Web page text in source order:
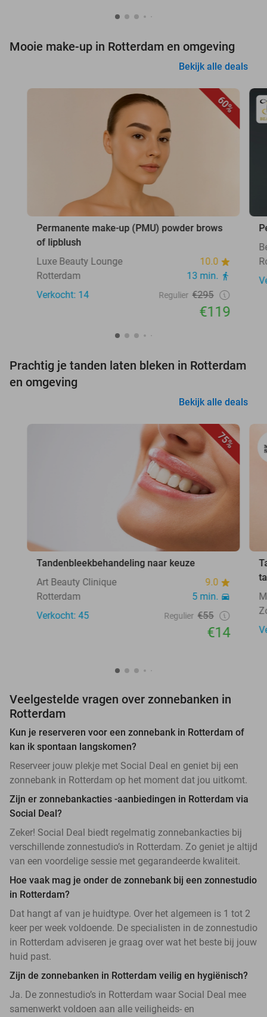
Mooie make-up in Rotterdam en omgeving
Bekijk alle deals
60%
Permanente make-up (PMU) powder brows
of lipblush
Luxe Beauty Lounge
10.0
Rotterdam
13 min.
Verkocht: 14
Regulier €295
€119
Prachtig je tanden laten bleken in Rotterdam
en omgeving
Bekijk alle deals
75%
Tandenbleekbehandeling naar keuze
Art Beauty Clinique
9.0
Rotterdam
5 min.
Verkocht: 45
Regulier €55
€14
Veelgestelde vragen over zonnebanken in
Rotterdam
Kun je reserveren voor een zonnebank in Rotterdam of
kan ik spontaan langskomen?
Reserveer jouw plekje met Social Deal en geniet bij een
zonnebank in Rotterdam op het moment dat jou uitkomt.
Zijn er zonnebankacties -aanbiedingen in Rotterdam via
Social Deal?
Zeker! Social Deal biedt regelmatig zonnebankacties bij
verschillende zonnestudio’s in Rotterdam. Zo geniet je altijd
van een voordelige sessie met gegarandeerde kwaliteit.
Hoe vaak mag je onder de zonnebank bij een zonnestudio
in Rotterdam?
Dat hangt af van je huidtype. Over het algemeen is 1 tot 2
keer per week voldoende. De specialisten in de zonnestudio
in Rotterdam adviseren je graag over wat het beste bij jouw
huid past.
Zijn de zonnebanken in Rotterdam veilig en hygiënisch?
Ja. De zonnestudio’s in Rotterdam waar Social Deal mee
samenwerkt voldoen aan alle veiligheids- en